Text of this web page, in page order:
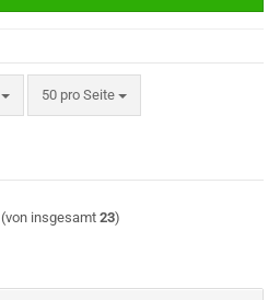
50 pro Seite
pro Seite
(von insgesamt 23)